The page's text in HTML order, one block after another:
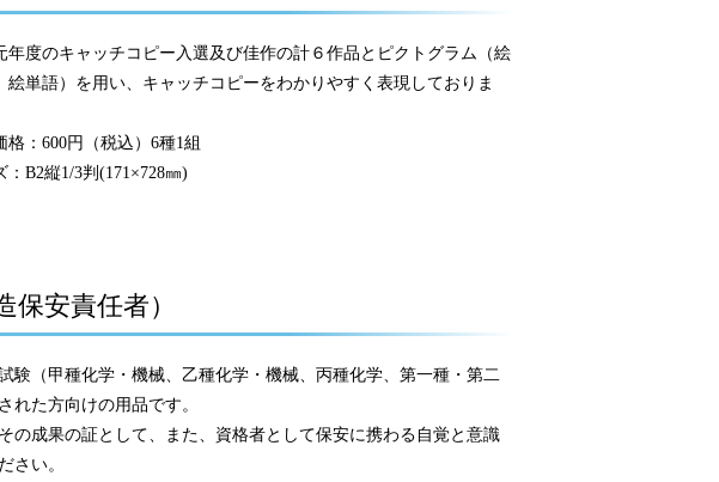
年度のキャッチコピー入選及び佳作の計６作品とピクトグラム（絵
絵単語）を用い、キャッチコピーをわかりやすく表現しておりま
格：600円（税込）6種1組
：B2縦1/3判(171×728㎜)
安責任者）
験（甲種化学・機械、乙種化学・機械、丙種化学、第一種・第二
れた方向けの用品です。
の成果の証として、また、資格者として保安に携わる自覚と意識
さい。